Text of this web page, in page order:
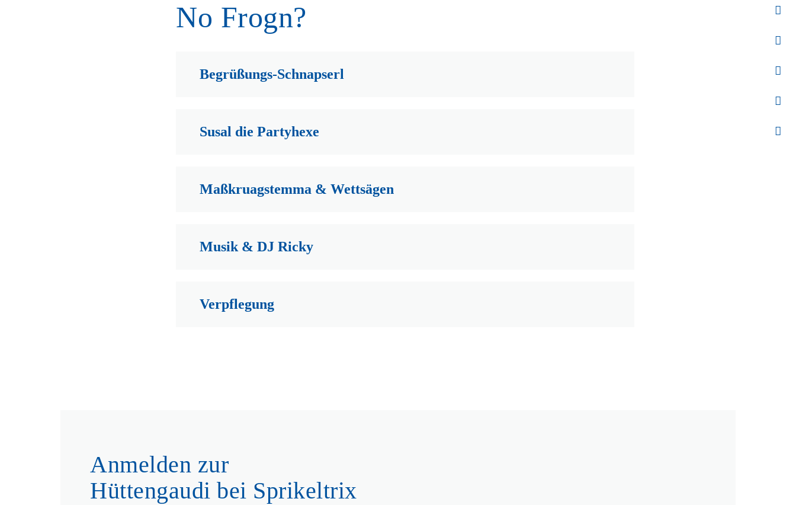
No Frogn?
Begrüßungs-Schnapserl
Susal die Partyhexe
Maßkruagstemma & Wettsägen
Musik & DJ Ricky
Verpflegung
Anmelden zur
Hüttengaudi bei Sprikeltrix